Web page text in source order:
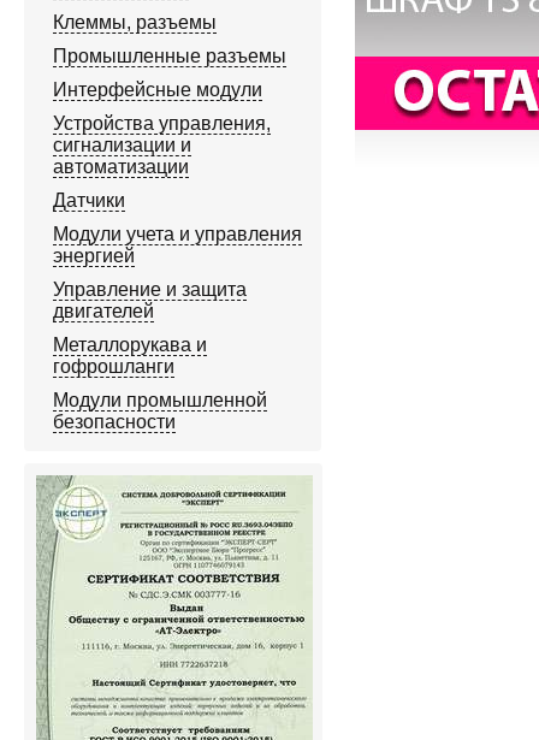
Клеммы, разъемы
Промышленные разъемы
Интерфейсные модули
Устройства управления,
сигнализации и
автоматизации
Датчики
Модули учета и управления
энергией
Управление и защита
двигателей
Металлорукава и
гофрошланги
Модули промышленной
безопасности